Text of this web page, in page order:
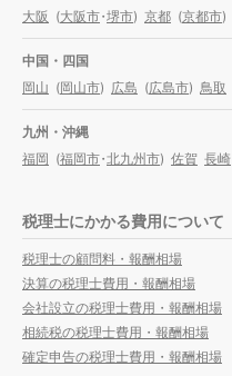
大阪 (大阪市・堺市) 京都 (京都市)
中国・四国
岡山 (岡山市) 広島 (広島市) 鳥取
九州・沖縄
福岡 (福岡市・北九州市) 佐賀 長崎
税理士にかかる費用について
税理士の顧問料・報酬相場
決算の税理士費用・報酬相場
会社設立の税理士費用・報酬相場
相続税の税理士費用・報酬相場
確定申告の税理士費用・報酬相場